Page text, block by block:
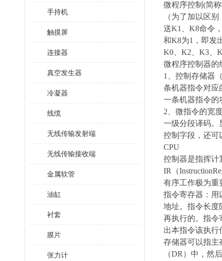
手持机
触摸屏
连接器
真空发生器
冷凝器
线缆
无线传输发射端
无线传输接收端
金属软管
油缸
衬套
膜片
张力计
微程序控制(简
（为了加以区
送K1、K8命令
和K8为1，即发
K0、K2、K3、
微程序控制器的
1、控制存储器
条机器指令对应
一条机器指令的
2、微指令的宽
一级分段译码。
控制字段，还可
CPU
控制器是指挥计
IR（
有序工作极为重
指令寄存器：用
地址。指令长度
再执行的。指令
出本指令该执行
存储器可以指主
（DR）中，然